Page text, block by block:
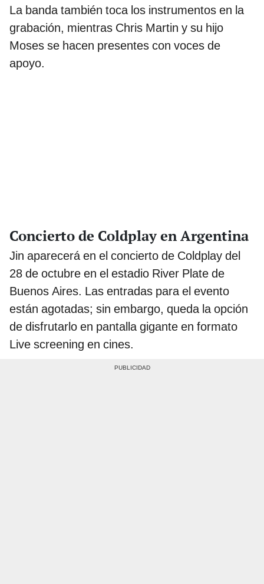
La banda también toca los instrumentos en la
grabación, mientras Chris Martin y su hijo
Moses se hacen presentes con voces de
apoyo.
Concierto de Coldplay en Argentina
Jin aparecerá en el concierto de Coldplay del
28 de octubre en el estadio River Plate de
Buenos Aires. Las entradas para el evento
están agotadas; sin embargo, queda la opción
de disfrutarlo en pantalla gigante en formato
Live screening en cines.